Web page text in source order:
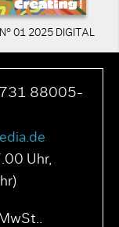
01 2025 DIGITAL
731 88005-
Uhr,